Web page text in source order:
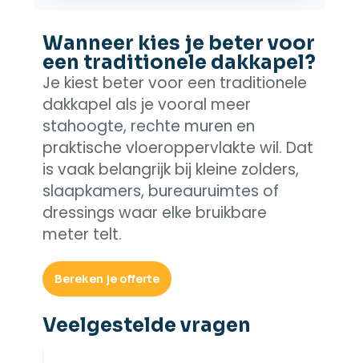
Wanneer kies je beter voor
een traditionele dakkapel?
Je kiest beter voor een traditionele
dakkapel als je vooral meer
stahoogte, rechte muren en
praktische vloeroppervlakte wil. Dat
is vaak belangrijk bij kleine zolders,
slaapkamers, bureauruimtes of
dressings waar elke bruikbare
meter telt.
Bereken je offerte
Veelgestelde vragen​